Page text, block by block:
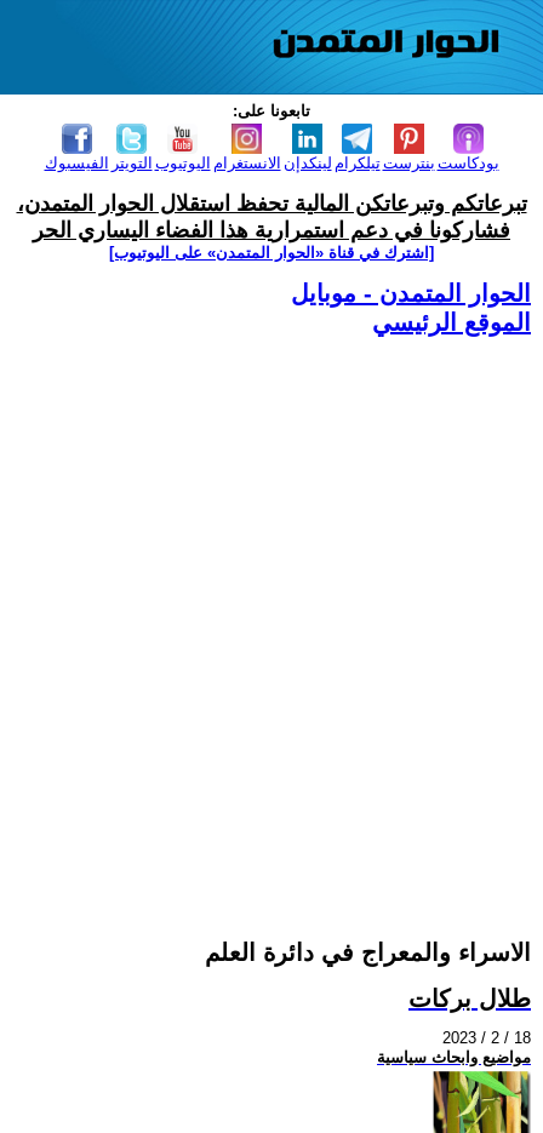
تابعونا على:
الفيسبوك التويتر اليوتيوب الانستغرام لينكدإن تيلكرامبنترست بودكاست
تبرعاتكم وتبرعاتكن المالية تحفظ استقلال الحوار المتمدن،
فشاركونا في دعم استمرارية هذا الفضاء اليساري الحر
[اشترك في قناة ‫«الحوار المتمدن» على اليوتيوب]
الحوار المتمدن - موبايل
الموقع الرئيسي
الاسراء والمعراج في دائرة العلم
طلال بركات
2023 / 2 / 18
مواضيع وابحاث سياسية